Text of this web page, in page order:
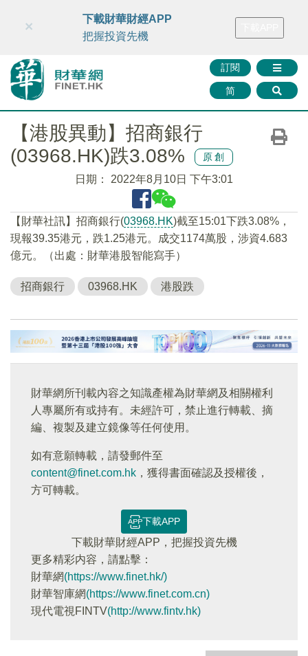
財華智庫網 FINTV FINMETA 財華證券 媒體矩陣
訂閱
简
×
下載財華財經APP
把握投資先機
【港股異動】招商銀行
(03968.HK)跌3.08%
原創
日期： 2022年8月10日 下午3:01
【財華社訊】招商銀行(03968.HK)截至15:01下跌3.08%，
現報39.35港元，跌1.25港元。成交1174萬股，涉資4.683
億元。（出處：財華港股智能寫手）
招商銀行 03968.HK 港股跌
財華網所刊載內容之知識產權為財華網及相關權利
人專屬所有或持有。未經許可，禁止進行轉載、摘
編、複製及建立鏡像等任何使用。
如有意願轉載，請發郵件至
content@finet.com.hk ，獲得書面確認及授權後，
方可轉載。
下載APP
下載財華財經APP，把握投資先機
更多精彩内容，請點擊：
財華網(https://www.finet.hk/)
財華智庫網(https://www.finet.com.cn)
現代電視FINTV(http://www.fintv.hk)